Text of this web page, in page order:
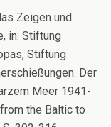
Zeigen und
in: Stiftung
Stiftung
Der
Meer 1941-
the Baltic to